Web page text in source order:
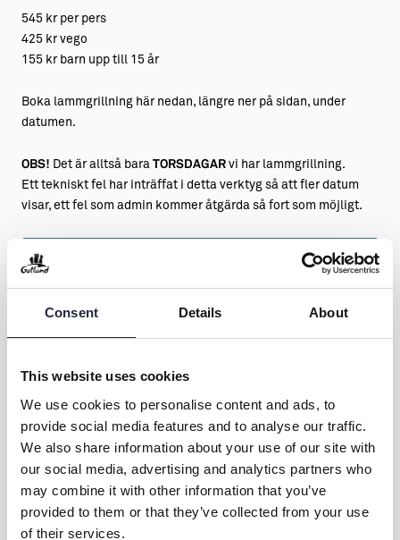
Consent Details About
This website uses cookies
We use cookies to personalise content and ads, to
provide social media features and to analyse our traffic.
We also share information about your use of our site with
our social media, advertising and analytics partners who
may combine it with other information that you’ve
provided to them or that they’ve collected from your use
of their services.
545 kr per pers
425 kr vego
155 kr barn upp till 15 år
Boka lammgrillning här nedan, längre ner på sidan, under
datumen.
OBS! Det är alltså bara TORSDAGAR vi har lammgrillning.
Ett tekniskt fel har inträffat i detta verktyg så att fler datum
visar, ett fel som admin kommer åtgärda så fort som möjligt.
06
Torsdag
13
20
Torsdag
17.30
Torsdag
17.30